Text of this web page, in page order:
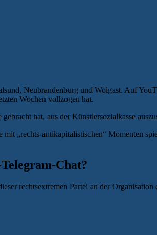
Neubrandenburg und Wolgast. Auf
Wochen vollzogen hat.
hat, aus der Künstlersozialkasse
„rechts-antikapitalistischen“ Momenten
Chat?
rechtsextremen Partei an der